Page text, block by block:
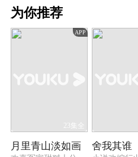
而上，奋力战
为你推荐
APP
23集全
月里青山淡如画 舍我其谁